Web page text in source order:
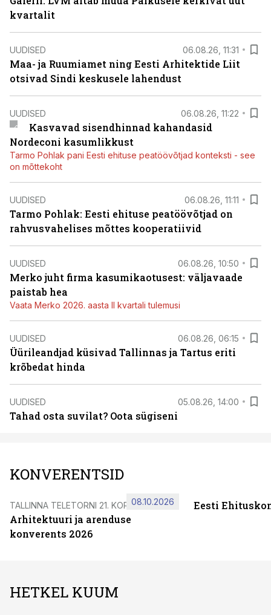
kvartalit
UUDISED 06.08.26, 11:31
Maa- ja Ruumiamet ning Eesti Arhitektide Liit
otsivad Sindi keskusele lahendust
UUDISED 06.08.26, 11:22
Kasvavad sisendhinnad kahandasid
Nordeconi kasumlikkust
Tarmo Pohlak pani Eesti ehituse peatöövõtjad konteksti - see
on mõttekoht
UUDISED 06.08.26, 11:11
Tarmo Pohlak: Eesti ehituse peatöövõtjad on
rahvusvahelises mõttes kooperatiivid
UUDISED 06.08.26, 10:50
Merko juht firma kasumikaotusest: väljavaade
paistab hea
Vaata Merko 2026. aasta II kvartali tulemusi
UUDISED 06.08.26, 06:15
Üürileandjad küsivad Tallinnas ja Tartus eriti
krõbedat hinda
UUDISED 05.08.26, 14:00
Tahad osta suvilat? Oota sügiseni
KONVERENTSID
TALLINNA TELETORNI 21. KORRUSEL
Arhitektuuri ja arenduse
konverents 2026
08.10.2026 Eesti
HETKEL KUUM